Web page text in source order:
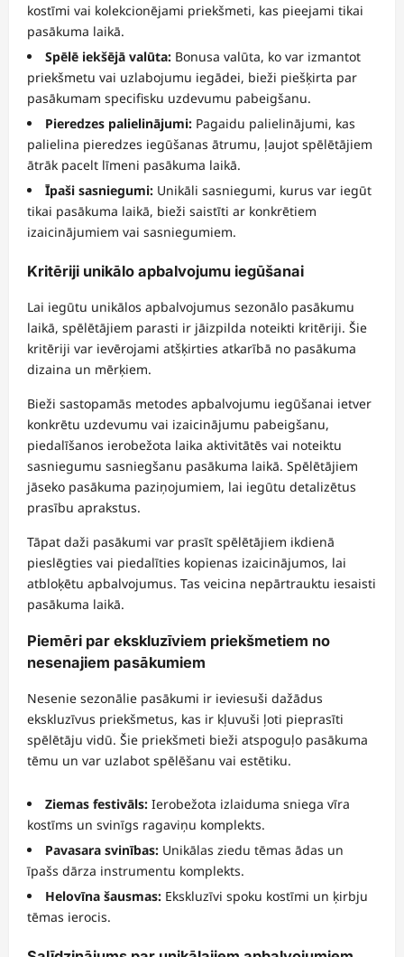
kostīmi vai kolekcionējami priekšmeti, kas pieejami tikai
pasākuma laikā.
Spēlē iekšējā valūta: Bonusa valūta, ko var izmantot
priekšmetu vai uzlabojumu iegādei, bieži piešķirta par
pasākumam specifisku uzdevumu pabeigšanu.
Pieredzes palielinājumi: Pagaidu palielinājumi, kas
palielina pieredzes iegūšanas ātrumu, ļaujot spēlētājiem
ātrāk pacelt līmeni pasākuma laikā.
Īpaši sasniegumi: Unikāli sasniegumi, kurus var iegūt
tikai pasākuma laikā, bieži saistīti ar konkrētiem
izaicinājumiem vai sasniegumiem.
Kritēriji unikālo apbalvojumu iegūšanai
Lai iegūtu unikālos apbalvojumus sezonālo pasākumu
laikā, spēlētājiem parasti ir jāizpilda noteikti kritēriji. Šie
kritēriji var ievērojami atšķirties atkarībā no pasākuma
dizaina un mērķiem.
Bieži sastopamās metodes apbalvojumu iegūšanai ietver
konkrētu uzdevumu vai izaicinājumu pabeigšanu,
piedalīšanos ierobežota laika aktivitātēs vai noteiktu
sasniegumu sasniegšanu pasākuma laikā. Spēlētājiem
jāseko pasākuma paziņojumiem, lai iegūtu detalizētus
prasību aprakstus.
Tāpat daži pasākumi var prasīt spēlētājiem ikdienā
pieslēgties vai piedalīties kopienas izaicinājumos, lai
atbloķētu apbalvojumus. Tas veicina nepārtrauktu iesaisti
pasākuma laikā.
Piemēri par ekskluzīviem priekšmetiem no
nesenajiem pasākumiem
Nesenie sezonālie pasākumi ir ieviesuši dažādus
ekskluzīvus priekšmetus, kas ir kļuvuši ļoti pieprasīti
spēlētāju vidū. Šie priekšmeti bieži atspoguļo pasākuma
tēmu un var uzlabot spēlēšanu vai estētiku.
Ziemas festivāls: Ierobežota izlaiduma sniega vīra
kostīms un svinīgs ragaviņu komplekts.
Pavasara svinības: Unikālas ziedu tēmas ādas un
īpašs dārza instrumentu komplekts.
Helovīna šausmas: Ekskluzīvi spoku kostīmi un ķirbju
tēmas ierocis.